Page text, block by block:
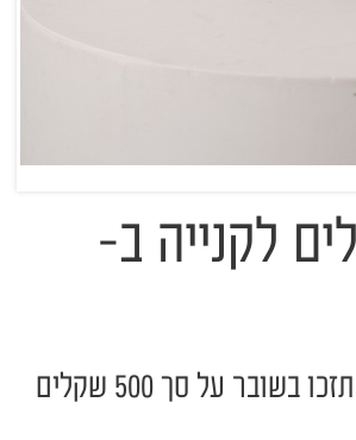
500 שקלים לקנייה ב-
ספרו לנו איזה סוד חשפתן בטעות ואולי תזכו בשובר על סך 500 שקלים